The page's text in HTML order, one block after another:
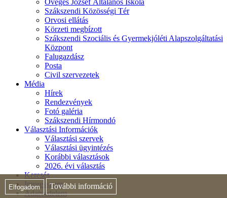
Elfogadom
További információ
Öveges József Általános Iskola
Szákszendi Közösségi Tér
Orvosi ellátás
Körzeti megbízott
Szákszendi Szociális és Gyermekjóléti Alapszolgáltatási
Központ
Falugazdász
Posta
Civil szervezetek
Média
Hírek
Rendezvények
Fotó galéria
Szákszendi Hírmondó
Választási Információk
Választási szervek
Választási ügyintézés
Korábbi választások
2026. évi választás
Keresés
Impresszum
Adatvédelem